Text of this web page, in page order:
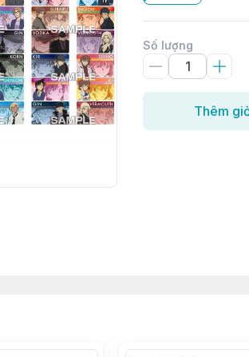
Số lượng
Thêm